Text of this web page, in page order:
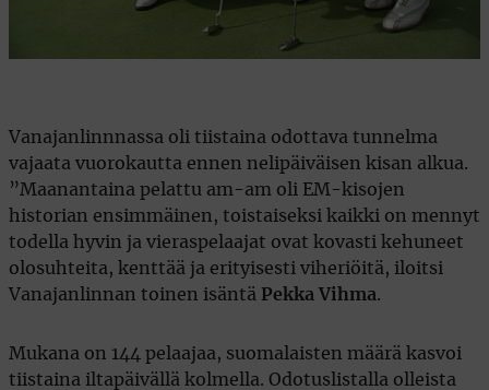
Vanajanlinnnassa oli tiistaina odottava tunnelma
vajaata vuorokautta ennen nelipäiväisen kisan alkua.
”Maanantaina pelattu am-am oli EM-kisojen
historian ensimmäinen, toistaiseksi kaikki on mennyt
todella hyvin ja vieraspelaajat ovat kovasti kehuneet
olosuhteita, kenttää ja erityisesti viheriöitä, iloitsi
Vanajanlinnan toinen isäntä Pekka Vihma.
Mukana on 144 pelaajaa, suomalaisten määrä kasvoi
tiistaina iltapäivällä kolmella. Odotuslistalla olleista